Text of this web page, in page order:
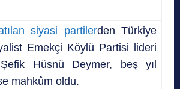
siyasi partilerden Türkiye
Emekçi Köylü Partisi lideri
Hüsnü Deymer, beş yıl
mahkûm oldu.